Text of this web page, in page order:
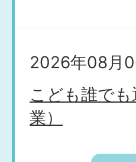
2026年08月
こども誰で
業）